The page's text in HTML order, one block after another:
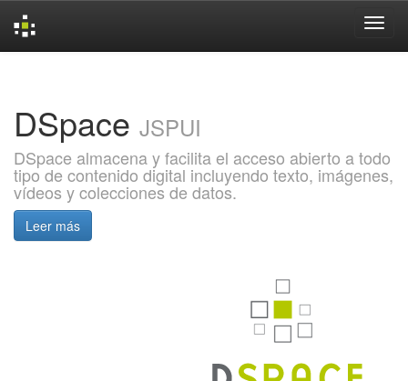
DSpace JSPUI
DSpace almacena y facilita el acceso abierto a todo
tipo de contenido digital incluyendo texto, imágenes,
vídeos y colecciones de datos.
Leer más